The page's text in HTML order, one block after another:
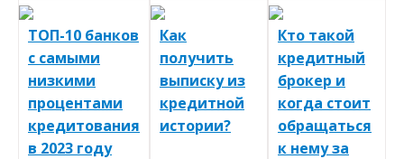
ТОП-10 банков
с самыми
низкими
процентами
кредитования
в 2023 году
Как
получить
выписку из
кредитной
истории?
Кто такой
кредитный
брокер и
когда стоит
обращаться
к нему за